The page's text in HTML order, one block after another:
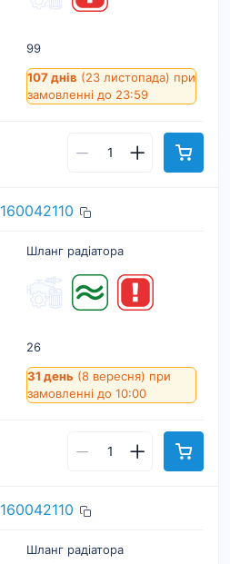
99
107 днів (23 листопада) при
замовленні до 23:59
160042110
Шланг радіатора
26
31 день (8 вересня) при
замовленні до 10:00
160042110
Шланг радіатора